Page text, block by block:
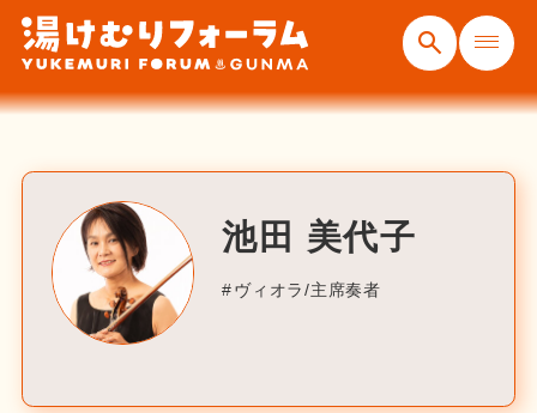
池田 美代子
ヴィオラ/主席奏者